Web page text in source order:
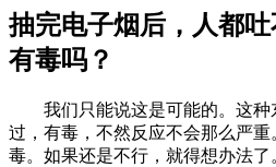
抽完电子烟后，人都
有毒吗？
我们只能说这是可能的。这
过，有毒，不然反应不会那么严
毒。如果还是不行，就得想办法